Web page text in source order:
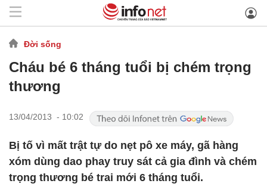
Đời sống
Cháu bé 6 tháng tuổi bị chém trọng
thương
13/04/2013 - 10:02
Bị tố vì mất trật tự do nẹt pô xe máy, gã hàng
xóm dùng dao phay truy sát cả gia đình và chém
trọng thương bé trai mới 6 tháng tuổi.